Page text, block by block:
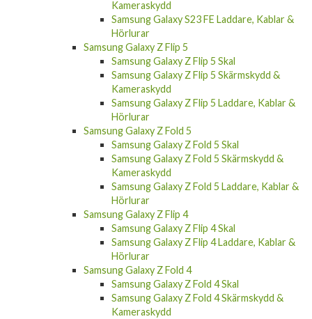
Kameraskydd
Samsung Galaxy S23 FE Laddare, Kablar &
Hörlurar
Samsung Galaxy Z Flip 5
Samsung Galaxy Z Flip 5 Skal
Samsung Galaxy Z Flip 5 Skärmskydd &
Kameraskydd
Samsung Galaxy Z Flip 5 Laddare, Kablar &
Hörlurar
Samsung Galaxy Z Fold 5
Samsung Galaxy Z Fold 5 Skal
Samsung Galaxy Z Fold 5 Skärmskydd &
Kameraskydd
Samsung Galaxy Z Fold 5 Laddare, Kablar &
Hörlurar
Samsung Galaxy Z Flip 4
Samsung Galaxy Z Flip 4 Skal
Samsung Galaxy Z Flip 4 Laddare, Kablar &
Hörlurar
Samsung Galaxy Z Fold 4
Samsung Galaxy Z Fold 4 Skal
Samsung Galaxy Z Fold 4 Skärmskydd &
Kameraskydd